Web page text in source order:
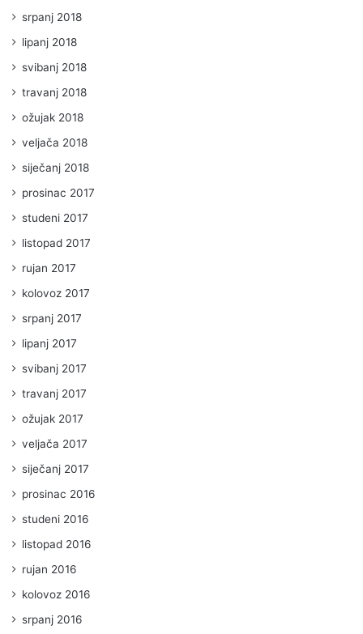
srpanj 2018
lipanj 2018
svibanj 2018
travanj 2018
ožujak 2018
veljača 2018
siječanj 2018
prosinac 2017
studeni 2017
listopad 2017
rujan 2017
kolovoz 2017
srpanj 2017
lipanj 2017
svibanj 2017
travanj 2017
ožujak 2017
veljača 2017
siječanj 2017
prosinac 2016
studeni 2016
listopad 2016
rujan 2016
kolovoz 2016
srpanj 2016